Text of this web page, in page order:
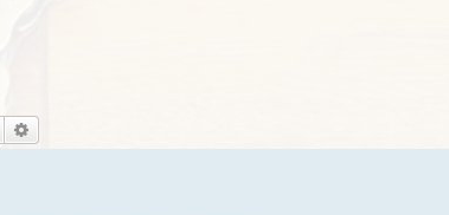
Rechercher